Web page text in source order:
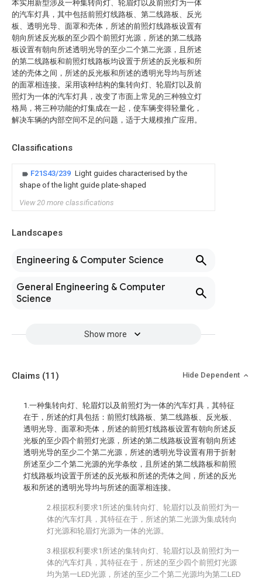
本实用新型涉及一种集转向灯、轮眉灯以及前照灯为一体
的汽车灯具，其中包括前照灯线路板、第二线路板、反光
板、透明光导、面罩和壳体，所述的前照灯线路板设置有
朝向所述反光板的至少四个前照灯光源，所述的第二线路
板设置有朝向所述透明光导的至少二个第二光源，且所述
的第二线路板和前照灯线路板均设置于所述的反光板和所
述的壳体之间，所述的反光板和所述的透明光导均与所述
的面罩相连接。采用该种结构的集转向灯、轮眉灯以及前
照灯为一体的汽车灯具，改变了市面上常见的三种独立灯
格局，将三种功能的灯集成在一起，使车辆变得轻量化，
解决车辆的内部空间不足的问题，适于大规模推广应用。
Classifications
F21S43/239 Light guides characterised by the
shape of the light guide plate-shaped
View 20 more classifications
Landscapes
Engineering & Computer Science
General Engineering & Computer
Science
Show more
Claims (11) Hide Dependent
1.一种集转向灯、轮眉灯以及前照灯为一体的汽车灯具，其特征
在于，所述的灯具包括：前照灯线路板、第二线路板、反光板、
透明光导、面罩和壳体，所述的前照灯线路板设置有朝向所述反
光板的至少四个前照灯光源，所述的第二线路板设置有朝向所述
透明光导的至少二个第二光源，所述的透明光导设置有用于折射
所述至少二个第二光源的光学条纹，且所述的第二线路板和前照
灯线路板均设置于所述的反光板和所述的壳体之间，所述的反光
板和所述的透明光导均与所述的面罩相连接。
2.根据权利要求1所述的集转向灯、轮眉灯以及前照灯为一
体的汽车灯具，其特征在于，所述的第二光源为集成转向
灯光源和轮眉灯光源为一体的光源。
3.根据权利要求1所述的集转向灯、轮眉灯以及前照灯为一
体的汽车灯具，其特征在于，所述的至少四个前照灯光源
均为第一LED光源，所述的至少二个第二光源均为第二LED